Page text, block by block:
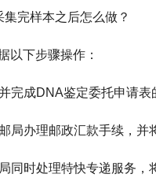
集完样本之后怎么做？
以下步骤操作：
完成DNA鉴定委托申请表
局办理邮政汇款手续，并
同时处理特快专递服务，